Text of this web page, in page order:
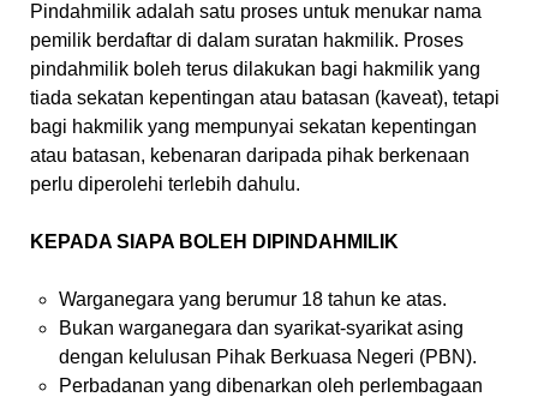
Pindahmilik adalah satu proses untuk menukar nama
pemilik berdaftar di dalam suratan hakmilik. Proses
pindahmilik boleh terus dilakukan bagi hakmilik yang
tiada sekatan kepentingan atau batasan (kaveat), tetapi
bagi hakmilik yang mempunyai sekatan kepentingan
atau batasan, kebenaran daripada pihak berkenaan
perlu diperolehi terlebih dahulu.
KEPADA SIAPA BOLEH DIPINDAHMILIK
Warganegara yang berumur 18 tahun ke atas.
Bukan warganegara dan syarikat-syarikat asing
dengan kelulusan Pihak Berkuasa Negeri (PBN).
Perbadanan yang dibenarkan oleh perlembagaan